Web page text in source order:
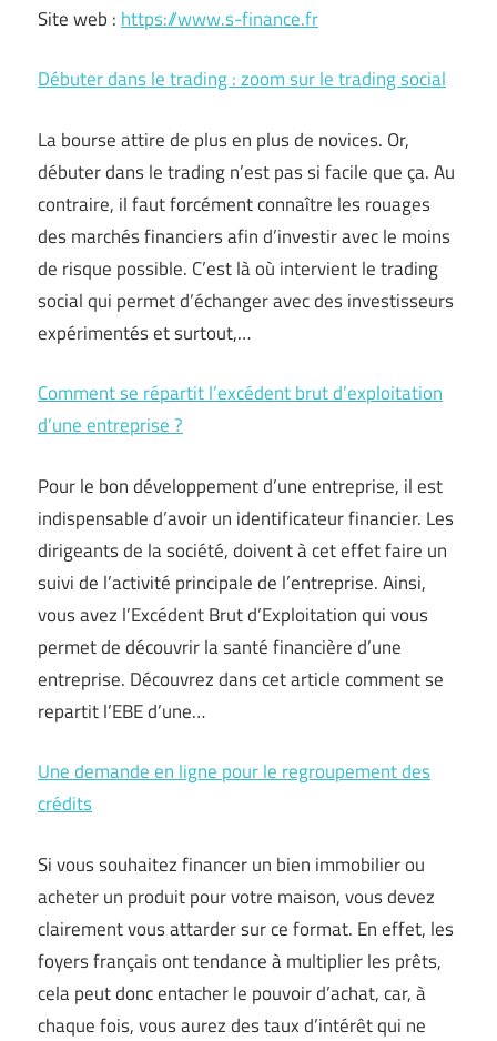
Site web : https://www.s-finance.fr
Débuter dans le trading : zoom sur le trading social
La bourse attire de plus en plus de novices. Or,
débuter dans le trading n’est pas si facile que ça. Au
contraire, il faut forcément connaître les rouages
des marchés financiers afin d’investir avec le moins
de risque possible. C’est là où intervient le trading
social qui permet d’échanger avec des investisseurs
expérimentés et surtout,…
Comment se répartit l’excédent brut d’exploitation
d’une entreprise ?
Pour le bon développement d’une entreprise, il est
indispensable d’avoir un identificateur financier. Les
dirigeants de la société, doivent à cet effet faire un
suivi de l’activité principale de l’entreprise. Ainsi,
vous avez l’Excédent Brut d’Exploitation qui vous
permet de découvrir la santé financière d’une
entreprise. Découvrez dans cet article comment se
repartit l’EBE d’une…
Une demande en ligne pour le regroupement des
crédits
Si vous souhaitez financer un bien immobilier ou
acheter un produit pour votre maison, vous devez
clairement vous attarder sur ce format. En effet, les
foyers français ont tendance à multiplier les prêts,
cela peut donc entacher le pouvoir d’achat, car, à
chaque fois, vous aurez des taux d’intérêt qui ne